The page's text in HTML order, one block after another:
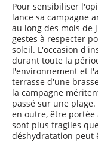
Pour sensibiliser
lance sa campagne
au long des mois
gestes à respecter
soleil. L'occasion
durant toute la
l'environnement et
terrasse d'une
la campagne
passé sur une
en outre, être
sont plus fragiles
déshydratation peut